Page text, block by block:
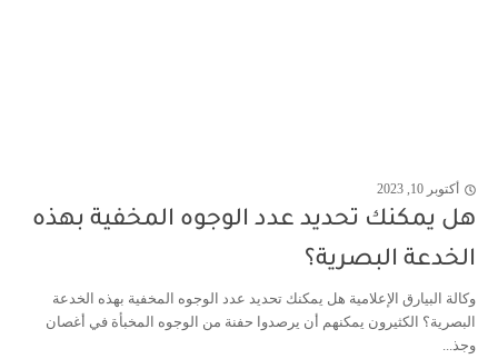
أكتوبر 10, 2023
هل يمكنك تحديد عدد الوجوه المخفية بهذه
الخدعة البصرية؟
وكالة البيارق الإعلامية هل يمكنك تحديد عدد الوجوه المخفية بهذه الخدعة
البصرية؟ الكثيرون يمكنهم أن يرصدوا حفنة من الوجوه المخبأة في أغصان
وجذ...